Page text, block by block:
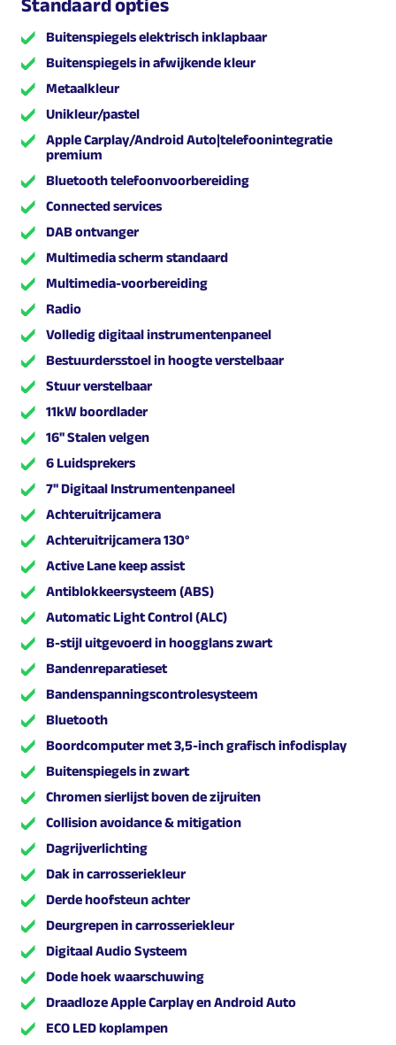
Buitenspiegels elektrisch inklapbaar
Buitenspiegels in afwijkende kleur
Metaalkleur
Unikleur/pastel
Apple Carplay/Android Auto|telefoonintegratie
premium
Bluetooth telefoonvoorbereiding
Connected services
DAB ontvanger
Multimedia scherm standaard
Multimedia-voorbereiding
Radio
Volledig digitaal instrumentenpaneel
Bestuurdersstoel in hoogte verstelbaar
Stuur verstelbaar
11kW boordlader
16'' Stalen velgen
6 Luidsprekers
7'' Digitaal Instrumentenpaneel
Achteruitrijcamera
Achteruitrijcamera 130°
Active Lane keep assist
Antiblokkeersysteem (ABS)
Automatic Light Control (ALC)
B-stijl uitgevoerd in hoogglans zwart
Bandenreparatieset
Bandenspanningscontrolesysteem
Bluetooth
Boordcomputer met 3,5-inch grafisch infodisplay
Buitenspiegels in zwart
Chromen sierlijst boven de zijruiten
Collision avoidance & mitigation
Dagrijverlichting
Dak in carrosseriekleur
Derde hoofsteun achter
Deurgrepen in carrosseriekleur
Digitaal Audio Systeem
Dode hoek waarschuwing
Draadloze Apple Carplay en Android Auto
ECO LED koplampen